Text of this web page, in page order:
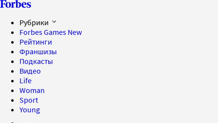
Рубрики
Forbes Games New
Рейтинги
Франшизы
Подкасты
Видео
Life
Woman
Sport
Young